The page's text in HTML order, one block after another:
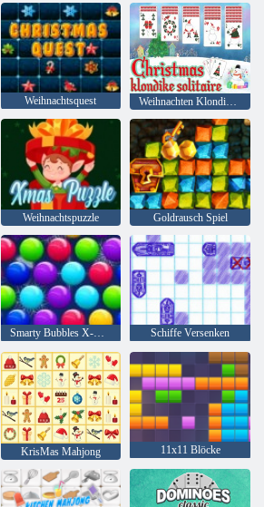
Weihnachtsquest Weihnachten Klondike Solitaire
Weihnachtspuzzle Goldrausch Spiel
Smarty Bubbles X-Mas Schiffe Versenken
KrisMas Mahjong 11x11 Blöcke